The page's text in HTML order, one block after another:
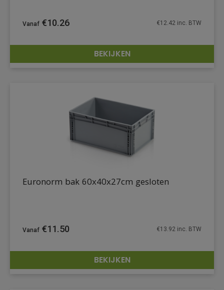
DETAILS
€10.26 €12.42 inc. BTW
BEKIJKEN
DETAILS
Euronorm bak 60x40x27cm gesloten
€11.50 €13.92 inc. BTW
BEKIJKEN